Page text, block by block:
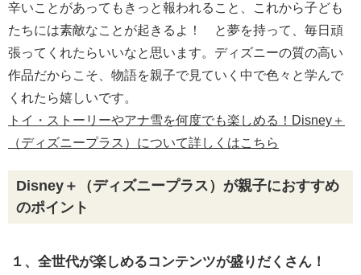
辛いことがあってもきっと報われること、これから子ども
たちには素敵なことが起きるよ！ と夢を持って、毎日頑
張ってくれたらいいなと思います。ディズニーの質の高い
作品だからこそ、物語を親子で見ていく中で色々と学んで
くれたら嬉しいです。
トイ・ストーリーやアナ雪を何度でも楽しめる！Disney＋
（ディズニープラス）について詳しくはこちら
Disney＋（ディズニープラス）が親子におすすめ
のポイント
１、全世代が楽しめるコンテンツが盛りだくさん！